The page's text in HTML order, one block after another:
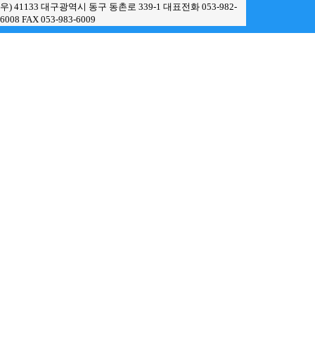
우) 41133 대구광역시 동구 동촌로 339-1 대표전화 053-982-
6008 FAX 053-983-6009